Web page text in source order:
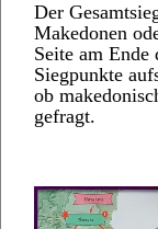
Der
Makedonen
Seite am Ende
Siegpunkte
ob
gefragt.